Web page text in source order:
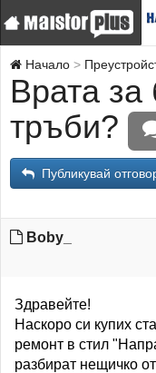
Начало
Врата за
тръби?
Публикувай
Boby_
Здравейте!
Наскоро си купих
ремонт в стил
разбират нещичко